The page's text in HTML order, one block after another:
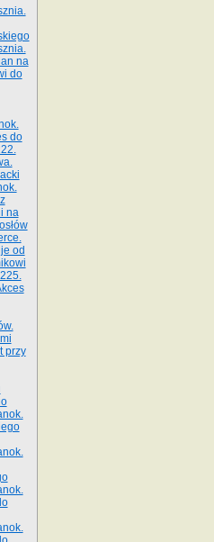
na
do
do
na
od
przy